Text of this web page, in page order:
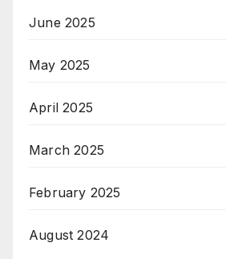
June 2025
May 2025
April 2025
March 2025
February 2025
August 2024